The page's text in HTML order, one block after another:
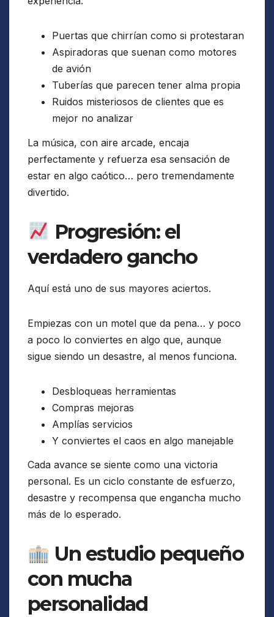
Puertas que chirrían como si protestaran
Aspiradoras que suenan como motores
de avión
Tuberías que parecen tener alma propia
Ruidos misteriosos de clientes que es
mejor no analizar
La música, con aire arcade, encaja
perfectamente y refuerza esa sensación de
estar en algo caótico… pero tremendamente
divertido.
Progresión: el
verdadero gancho
Aquí está uno de sus mayores aciertos.
Empiezas con un motel que da pena… y poco
a poco lo conviertes en algo que, aunque
sigue siendo un desastre, al menos funciona.
Desbloqueas herramientas
Compras mejoras
Amplías servicios
Y conviertes el caos en algo manejable
Cada avance se siente como una victoria
personal. Es un ciclo constante de esfuerzo,
desastre y recompensa que engancha mucho
más de lo esperado.
Un estudio pequeño
con mucha
personalidad